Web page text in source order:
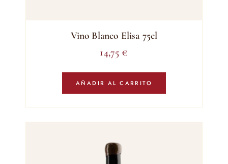
Vino Blanco Elisa 75cl
14,75 €
AÑADIR AL CARRITO